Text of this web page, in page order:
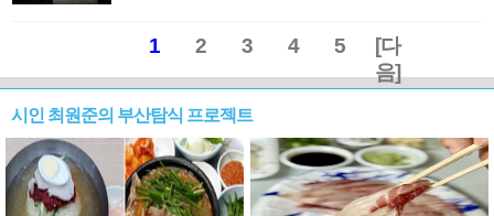
1 2 3 4 5
[다
음]
시인 최원준의 부산탐식 프로젝트